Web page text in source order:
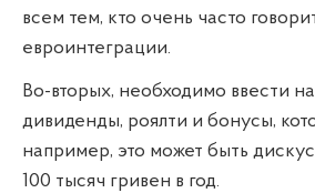
всем тем, кто очень часто
евроинтеграции.
Во-вторых, необходимо ввести
дивиденды, роялти и бонусы,
например, это может быть
100 тысяч гривен в год.